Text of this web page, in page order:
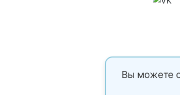
Вы можете